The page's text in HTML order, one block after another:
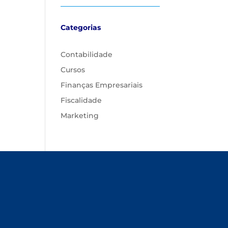
Categorias
Contabilidade
Cursos
Finanças Empresariais
Fiscalidade
Marketing